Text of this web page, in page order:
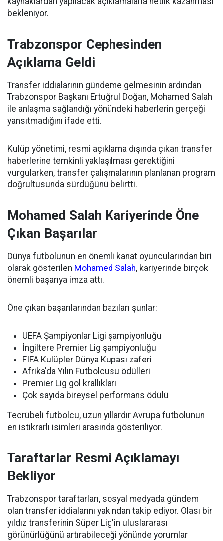
bekleniyor.
Trabzonspor Cephesinden
Açıklama Geldi
Transfer iddialarının gündeme gelmesinin ardından
Trabzonspor Başkanı Ertuğrul Doğan, Mohamed Salah
ile anlaşma sağlandığı yönündeki haberlerin gerçeği
yansıtmadığını ifade etti.
Kulüp yönetimi, resmi açıklama dışında çıkan transfer
haberlerine temkinli yaklaşılması gerektiğini
vurgularken, transfer çalışmalarının planlanan program
doğrultusunda sürdüğünü belirtti.
Mohamed Salah Kariyerinde Öne
Çıkan Başarılar
Dünya futbolunun en önemli kanat oyuncularından biri
olarak gösterilen Mohamed Salah, kariyerinde birçok
önemli başarıya imza attı.
Öne çıkan başarılarından bazıları şunlar:
UEFA Şampiyonlar Ligi şampiyonluğu
İngiltere Premier Lig şampiyonluğu
FIFA Kulüpler Dünya Kupası zaferi
Afrika'da Yılın Futbolcusu ödülleri
Premier Lig gol krallıkları
Çok sayıda bireysel performans ödülü
Tecrübeli futbolcu, uzun yıllardır Avrupa futbolunun
en istikrarlı isimleri arasında gösteriliyor.
Taraftarlar Resmi Açıklamayı
Bekliyor
Trabzonspor taraftarları, sosyal medyada gündem
olan transfer iddialarını yakından takip ediyor. Olası bir
yıldız transferinin Süper Lig'in uluslararası
görünürlüğünü artırabileceği yönünde yorumlar